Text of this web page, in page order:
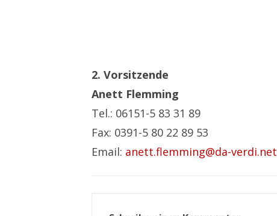
2. Vorsitzende
Anett Flemming
Tel.: 06151-5 83 31 89
Fax: 0391-5 80 22 89 53
Email: anett.flemming@da-verdi.net